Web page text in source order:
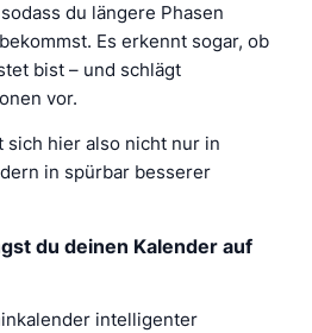
du längere Phasen
Es erkennt sogar, ob
bist – und schlägt
vor.
sich hier also nicht nur in
in spürbar besserer
du deinen Kalender auf
intelligenter